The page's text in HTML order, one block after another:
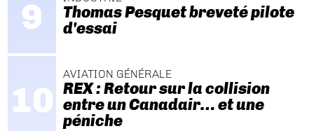
Thomas Pesquet breveté pilote
d'essai
AVIATION GÉNÉRALE
REX : Retour sur la collision
entre un Canadair… et une
péniche